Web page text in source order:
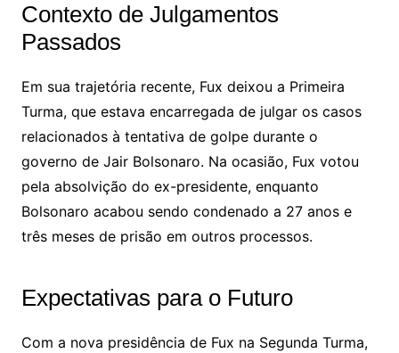
Contexto de Julgamentos
Passados
Em sua trajetória recente, Fux deixou a Primeira
Turma, que estava encarregada de julgar os casos
relacionados à tentativa de golpe durante o
governo de Jair Bolsonaro. Na ocasião, Fux votou
pela absolvição do ex-presidente, enquanto
Bolsonaro acabou sendo condenado a 27 anos e
três meses de prisão em outros processos.
Expectativas para o Futuro
Com a nova presidência de Fux na Segunda Turma,